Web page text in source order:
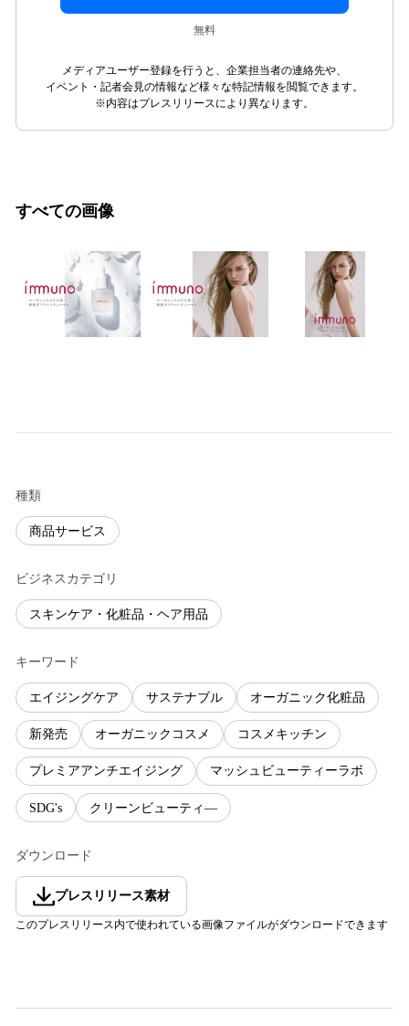
無料
メディアユーザー登録を行うと、企業担当者の連絡先や、
イベント・記者会見の情報など様々な特記情報を閲覧できます。
※内容はプレスリリースにより異なります。
すべての画像
種類
商品サービス
ビジネスカテゴリ
スキンケア・化粧品・ヘア用品
キーワード
エイジングケア サステナブル オーガニック化粧品
新発売 オーガニックコスメ コスメキッチン
プレミアアンチエイジング マッシュビューティーラボ
SDG's クリーンビューティ―
ダウンロード
プレスリリース素材
このプレスリリース内で使われている画像ファイルがダウンロードできます